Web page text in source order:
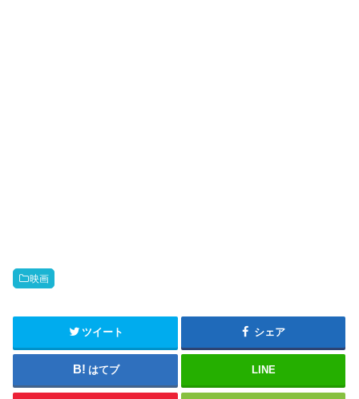
映画
ツイート シェア
はてブ LINE